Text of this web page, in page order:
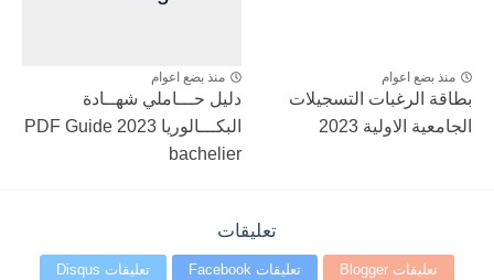
منذ بضع اعوام
بطاقة الرغبات التسجيلات
الجامعية الاولية 2023
منذ بضع اعوام
دليل حـــاملي شهــادة
البكـــالوريا 2023 PDF Guide
bachelier
تعليقات
تعليقات Blogger تعليقات Facebook تعليقات Disqus